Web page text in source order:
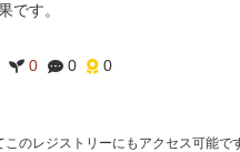
です。
0 0 0
このレジストリーにもアクセス可能で